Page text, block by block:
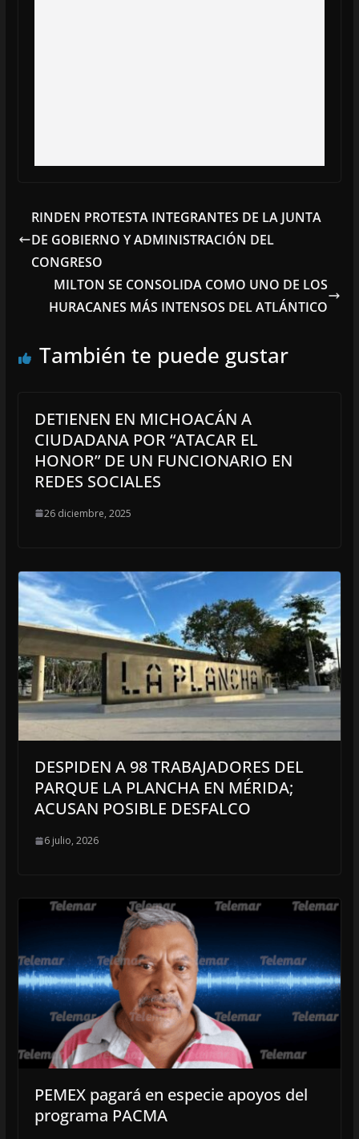
RINDEN PROTESTA INTEGRANTES DE LA JUNTA
DE GOBIERNO Y ADMINISTRACIÓN DEL
CONGRESO
MILTON SE CONSOLIDA COMO UNO DE LOS
HURACANES MÁS INTENSOS DEL ATLÁNTICO
También te puede gustar
DETIENEN EN MICHOACÁN A
CIUDADANA POR “ATACAR EL
HONOR” DE UN FUNCIONARIO EN
REDES SOCIALES
26 diciembre, 2025
DESPIDEN A 98 TRABAJADORES DEL
PARQUE LA PLANCHA EN MÉRIDA;
ACUSAN POSIBLE DESFALCO
6 julio, 2026
PEMEX pagará en especie apoyos del
programa PACMA